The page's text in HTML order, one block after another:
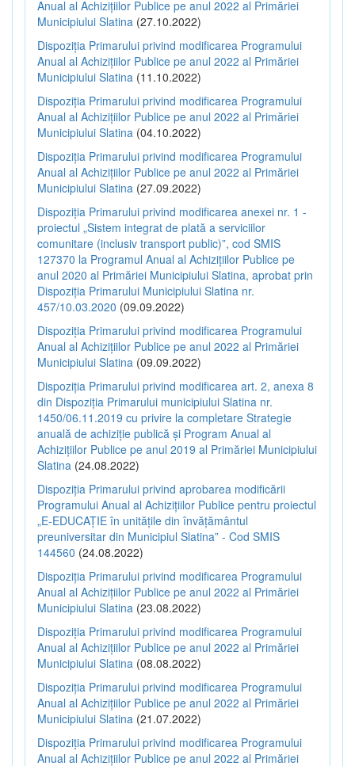
Anual al Achizițiilor Publice pe anul 2022 al Primăriei
Municipiului Slatina (27.10.2022)
Dispoziția Primarului privind modificarea Programului
Anual al Achizițiilor Publice pe anul 2022 al Primăriei
Municipiului Slatina (11.10.2022)
Dispoziția Primarului privind modificarea Programului
Anual al Achizițiilor Publice pe anul 2022 al Primăriei
Municipiului Slatina (04.10.2022)
Dispoziția Primarului privind modificarea Programului
Anual al Achizițiilor Publice pe anul 2022 al Primăriei
Municipiului Slatina (27.09.2022)
Dispoziția Primarului privind modificarea anexei nr. 1 -
proiectul „Sistem integrat de plată a serviciilor
comunitare (inclusiv transport public)”, cod SMIS
127370 la Programul Anual al Achizițiilor Publice pe
anul 2020 al Primăriei Municipiului Slatina, aprobat prin
Dispoziția Primarului Municipiului Slatina nr.
457/10.03.2020 (09.09.2022)
Dispoziția Primarului privind modificarea Programului
Anual al Achizițiilor Publice pe anul 2022 al Primăriei
Municipiului Slatina (09.09.2022)
Dispoziția Primarului privind modificarea art. 2, anexa 8
din Dispoziția Primarului municipiului Slatina nr.
1450/06.11.2019 cu privire la completare Strategie
anuală de achiziție publică și Program Anual al
Achizițiilor Publice pe anul 2019 al Primăriei Municipiului
Slatina (24.08.2022)
Dispoziția Primarului privind aprobarea modificării
Programului Anual al Achizițiilor Publice pentru proiectul
„E-EDUCAȚIE în unitățile din învățământul
preuniversitar din Municipiul Slatina” - Cod SMIS
144560 (24.08.2022)
Dispoziția Primarului privind modificarea Programului
Anual al Achizițiilor Publice pe anul 2022 al Primăriei
Municipiului Slatina (23.08.2022)
Dispoziția Primarului privind modificarea Programului
Anual al Achizițiilor Publice pe anul 2022 al Primăriei
Municipiului Slatina (08.08.2022)
Dispoziția Primarului privind modificarea Programului
Anual al Achizițiilor Publice pe anul 2022 al Primăriei
Municipiului Slatina (21.07.2022)
Dispoziția Primarului privind modificarea Programului
Anual al Achizițiilor Publice pe anul 2022 al Primăriei